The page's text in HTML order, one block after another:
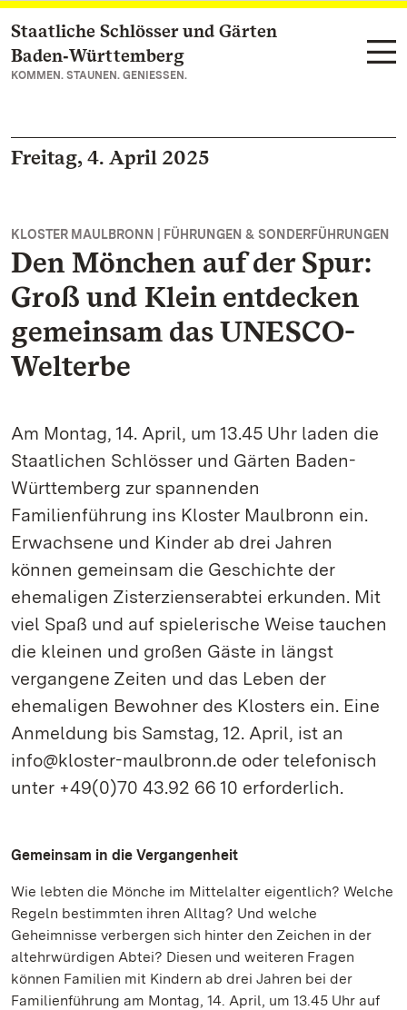
Zum Hauptinhalt springen
Staatliche Schlösser und Gärten
Baden‑Württemberg
KOMMEN. STAUNEN. GENIESSEN.
Freitag, 4. April 2025
KLOSTER MAULBRONN | FÜHRUNGEN & SONDERFÜHRUNGEN
Den Mönchen auf der Spur:
Groß und Klein entdecken
gemeinsam das UNESCO-
Welterbe
Am Montag, 14. April, um 13.45 Uhr laden die
Staatlichen Schlösser und Gärten Baden-
Württemberg zur spannenden
Familienführung ins Kloster Maulbronn ein.
Erwachsene und Kinder ab drei Jahren
können gemeinsam die Geschichte der
ehemaligen Zisterzienserabtei erkunden. Mit
viel Spaß und auf spielerische Weise tauchen
die kleinen und großen Gäste in längst
vergangene Zeiten und das Leben der
ehemaligen Bewohner des Klosters ein. Eine
Anmeldung bis Samstag, 12. April, ist an
info@kloster-maulbronn.de oder telefonisch
unter +49(0)70 43.92 66 10 erforderlich.
Gemeinsam in die Vergangenheit
Wie lebten die Mönche im Mittelalter eigentlich? Welche
Regeln bestimmten ihren Alltag? Und welche
Geheimnisse verbergen sich hinter den Zeichen in der
altehrwürdigen Abtei? Diesen und weiteren Fragen
können Familien mit Kindern ab drei Jahren bei der
Familienführung am Montag, 14. April, um 13.45 Uhr auf